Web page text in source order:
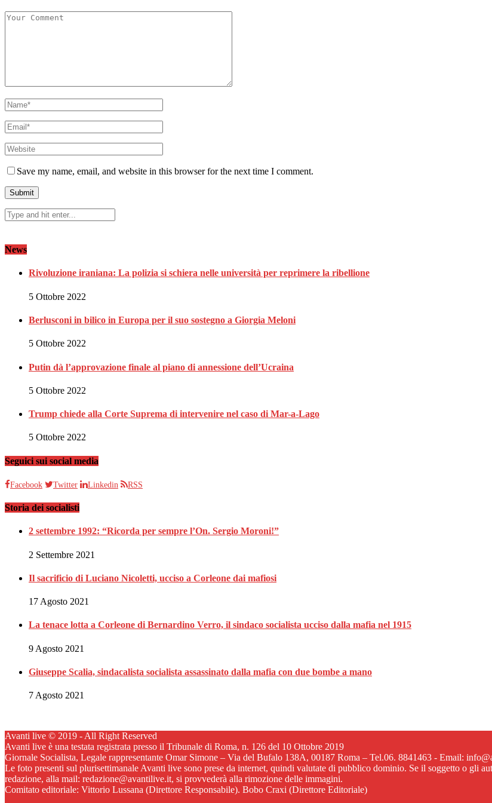
Save my name, email, and website in this browser for the next time I comment.
News
Rivoluzione iraniana: La polizia si schiera nelle università per reprimere la ribellione
5 Ottobre 2022
Berlusconi in bilico in Europa per il suo sostegno a Giorgia Meloni
5 Ottobre 2022
Putin dà l’approvazione finale al piano di annessione dell’Ucraina
5 Ottobre 2022
Trump chiede alla Corte Suprema di intervenire nel caso di Mar-a-Lago
5 Ottobre 2022
Seguici sui social media
Facebook Twitter Linkedin RSS
Storia dei socialisti
2 settembre 1992: “Ricorda per sempre l’On. Sergio Moroni!”
2 Settembre 2021
Il sacrificio di Luciano Nicoletti, ucciso a Corleone dai mafiosi
17 Agosto 2021
La tenace lotta a Corleone di Bernardino Verro, il sindaco socialista ucciso dalla mafia nel 1915
9 Agosto 2021
Giuseppe Scalia, sindacalista socialista assassinato dalla mafia con due bombe a mano
7 Agosto 2021
Avanti live © 2019 - All Right Reserved
Avanti live è una testata registrata presso il Tribunale di Roma, n. 126 del 10 Ottobre 2019
Giornale Socialista, Legale rappresentante Omar Simone – Via del Bufalo 138A, 00187 Roma – Tel.06. 8841463 - Email:
Le foto presenti sul plurisettimanale Avanti live sono prese da internet, quindi valutate di pubblico dominio. Se il soggetto o gli
redazione, alla mail: redazione@avantilive.it, si provvederà alla rimozione delle immagini.
Comitato editoriale: Vittorio Lussana (Direttore Responsabile). Bobo Craxi (Direttore Editoriale)